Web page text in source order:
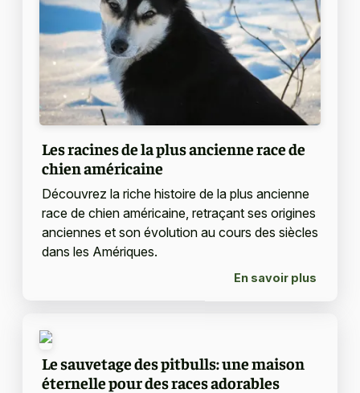
Les racines de la plus ancienne race de
chien américaine
Découvrez la riche histoire de la plus ancienne
race de chien américaine, retraçant ses origines
anciennes et son évolution au cours des siècles
dans les Amériques.
En savoir plus
Le sauvetage des pitbulls: une maison
éternelle pour des races adorables